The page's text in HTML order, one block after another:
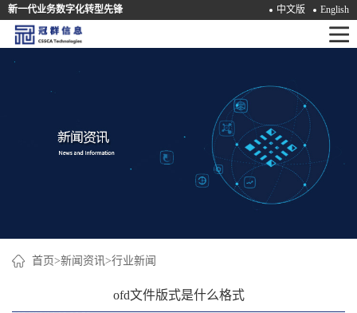
新一代业务数字化转型先锋 中文版 English
首
首页>新闻资讯>行业新闻
ofd文件版式是什么格式